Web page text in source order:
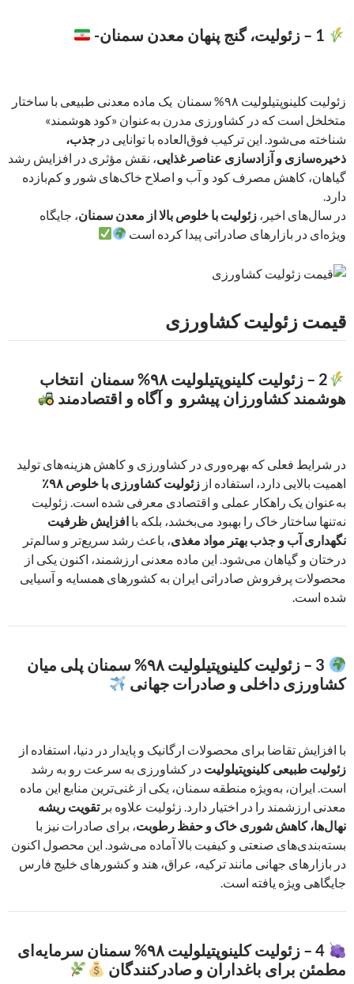
زئولیت کلینوپتیلولیت ۹۸% سمنان یک ماده معدنی طبیعی با ساختار
متخلخل است که در کشاورزی مدرن به‌عنوان «کود هوشمند»
شناخته می‌شود. این ترکیب فوق‌العاده با توانایی در جذب،
ذخیره‌سازی و آزادسازی عناصر غذایی، نقش مؤثری در افزایش رشد
گیاهان، کاهش مصرف کود و آب و اصلاح خاک‌های شور و کم‌بازده
دارد.
در سال‌های اخیر، زئولیت با خلوص بالا از معدن سمنان، جایگاه
ویژه‌ای در بازارهای صادراتی پیدا کرده است
قیمت زئولیت کشاورزی
2 – زئولیت کلینوپتیلولیت ۹۸% سمنان انتخاب
هوشمند کشاورزان پیشرو و آگاه و اقتصادمند
در شرایط فعلی که بهره‌وری در کشاورزی و کاهش هزینه‌های تولید
اهمیت بالایی دارد، استفاده از زئولیت کشاورزی با خلوص ۹۸٪
به‌عنوان یک راهکار عملی و اقتصادی معرفی شده است. زئولیت
نه‌تنها ساختار خاک را بهبود می‌بخشد، بلکه با افزایش ظرفیت
نگهداری آب و جذب بهتر مواد مغذی، باعث رشد سریع‌تر و سالم‌تر
درختان و گیاهان می‌شود. این ماده معدنی ارزشمند، اکنون یکی از
محصولات پرفروش صادراتی ایران به کشورهای همسایه و آسیایی
شده است.
3 – زئولیت کلینوپتیلولیت ۹۸% سمنان پلی میان
کشاورزی داخلی و صادرات جهانی
با افزایش تقاضا برای محصولات ارگانیک و پایدار در دنیا، استفاده از
زئولیت طبیعی کلینوپتیلولیت در کشاورزی به سرعت رو به رشد
است. ایران، به‌ویژه منطقه سمنان، یکی از غنی‌ترین منابع این ماده
معدنی ارزشمند را در اختیار دارد. زئولیت علاوه برتقویت ریشه
نهال‌ها، کاهش شوری خاک و حفظ رطوبت، برای صادرات نیز با
بسته‌بندی‌های صنعتی و کیفیت بالا آماده می‌شود. این محصول اکنون
در بازارهای جهانی مانند ترکیه، عراق، هند و کشورهای خلیج فارس
جایگاهی ویژه یافته است.
4 – زئولیت کلینوپتیلولیت ۹۸% سمنان سرمایه‌ای
مطمئن برای باغداران و صادرکنندگان